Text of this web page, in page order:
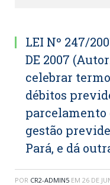
LEI Nº 247/
DE 2007
celebrar
débitos
gestão
Pará, e dá
POR CR2-ADMIN5 EM 26 DE